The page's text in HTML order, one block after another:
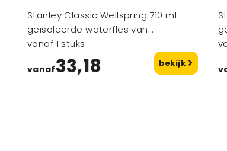
Stanley Classic Wellspring 710 ml
geïsoleerde waterfles van
gerecycled roestvrij staal
vanaf 1 stuks
vanaf33,18 bekijk